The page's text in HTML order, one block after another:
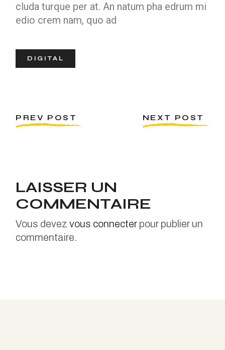
cluda turque per at. An natum pha edrum mi
edio crem nam, quo ad
DIGITAL
PREV POST NEXT POST
LAISSER UN
COMMENTAIRE
Vous devezvous connecter pour publier un
commentaire.